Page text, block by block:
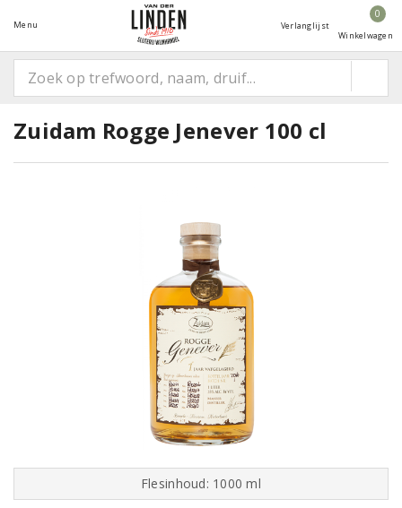
Menu Verlanglijst
0
Winkelwagen
Zuidam Rogge Jenever 100 cl
Flesinhoud: 1000 ml